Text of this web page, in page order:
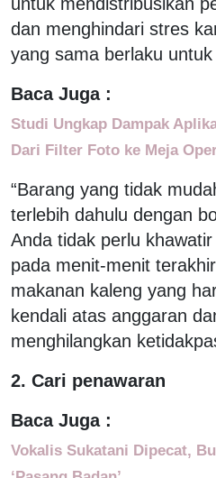
dan menghindari stres
yang sama berlaku
Baca Juga :
Studi Ungkap Dampak
Dari Filter Foto ke Meja
“Barang yang tidak
terlebih dahulu dengan
Anda tidak perlu
pada menit-menit
makanan kaleng yang
kendali atas anggaran
menghilangkan
2. Cari penawaran
Baca Juga :
Vokalis Sukatani Dipecat,